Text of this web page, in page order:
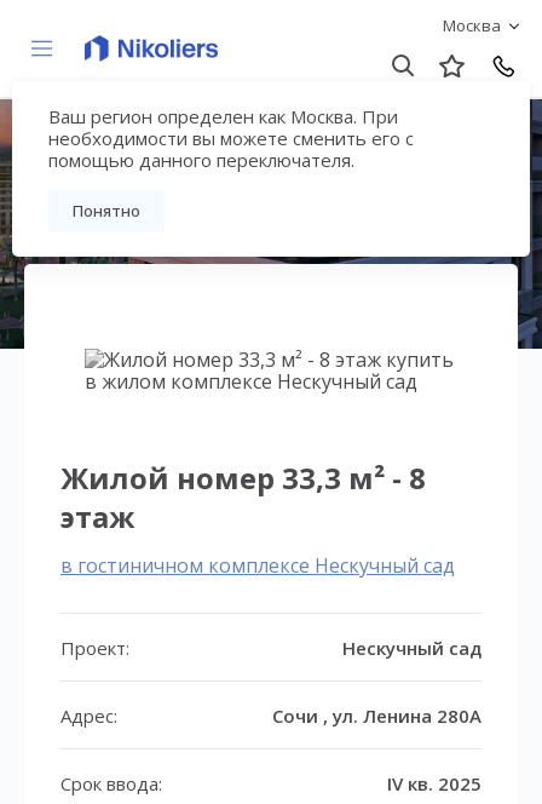
Москва
Ваш регион определен как Москва. При
необходимости вы можете сменить его с
помощью данного переключателя.
Понятно
Нескучный сад
Вернуться на страницу гостиничного
Жилой номер 33,3 м² - 8
этаж
в гостиничном комплексе Нескучный сад
Проект: Нескучный сад
Адрес: Сочи , ул. Ленина 280А
Срок ввода: IV кв. 2025